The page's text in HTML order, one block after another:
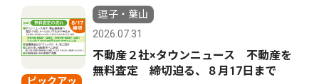
ピックアッ
逗子・葉山
2026.07.31
不動産２社×タウンニュース 不動産を
無料査定 締切迫る、８月17日まで